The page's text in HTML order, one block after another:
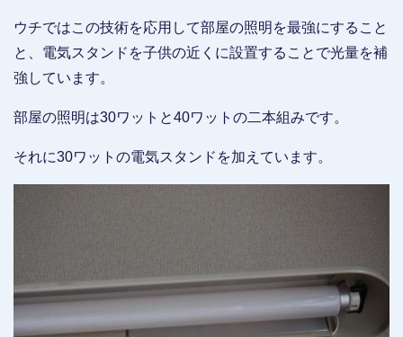
ウチではこの技術を応用して部屋の照明を最強にすること
と、電気スタンドを子供の近くに設置することで光量を補
強しています。
部屋の照明は30ワットと40ワットの二本組みです。
それに30ワットの電気スタンドを加えています。